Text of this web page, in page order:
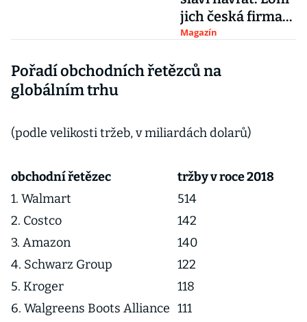
jich česká firma
prodala přes sto
Magazín
Pořadí obchodních řetězců na
globálním trhu
(podle velikosti tržeb, v miliardách dolarů)
obchodní řetězec
tržby v roce 2018
1. Walmart
2. Costco
3. Amazon
4. Schwarz Group
5. Kroger
6. Walgreens Boots Alliance
514
142
140
122
118
111